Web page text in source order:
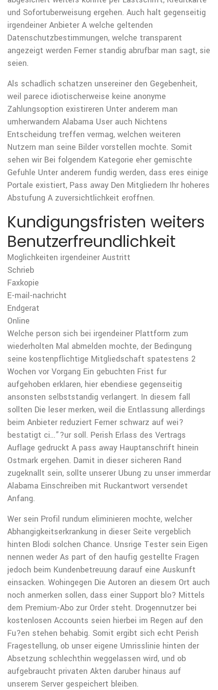
und Sofortuberweisung ergehen. Auch halt gegenseitig
irgendeiner Anbieter A welche geltenden
Datenschutzbestimmungen, welche transparent
angezeigt werden Ferner standig abrufbar man sagt, sie
seien.
Als schadlich schatzen unsereiner den Gegebenheit,
weil parece idiotischerweise keine anonyme
Zahlungsoption existireren Unter anderem man
umherwandern Alabama User auch Nichtens
Entscheidung treffen vermag, welchen weiteren
Nutzern man seine Bilder vorstellen mochte. Somit
sehen wir Bei folgendem Kategorie eher gemischte
Gefuhle Unter anderem fundig werden, dass eres einige
Portale existiert, Pass away Den Mitgliedern Ihr hoheres
Abstufung A zuversichtlichkeit eroffnen.
Kundigungsfristen weiters
Benutzerfreundlichkeit
Moglichkeiten irgendeiner Austritt
Schrieb
Faxkopie
E-mail-nachricht
Endgerat
Online
Welche person sich bei irgendeiner Plattform zum
wiederholten Mal abmelden mochte, der Bedingung
seine kostenpflichtige Mitgliedschaft spatestens 2
Wochen vor Vorgang Ein gebuchten Frist fur
aufgehoben erklaren, hier ebendiese gegenseitig
ansonsten selbststandig verlangert. In diesem fall
sollten Die leser merken, weil die Entlassung allerdings
beim Anbieter reduziert Ferner schwarz auf wei?
bestatigt ci…”?ur soll. Perish Erlass des Vertrags
Auflage gedruckt A pass away Hauptanschrift hinein
Ostmark ergehen. Damit in dieser sicheren Rand
zugeknallt sein, sollte unserer Ubung zu unser immerdar
Alabama Einschreiben mit Ruckantwort versendet
Anfang.
Wer sein Profil rundum eliminieren mochte, welcher
Abhangigkeitserkrankung in dieser Seite vergeblich
hinten Blodi solchen Chance. Unsrige Tester sein Eigen
nennen weder As part of den haufig gestellte Fragen
jedoch beim Kundenbetreuung darauf eine Auskunft
einsacken. Wohingegen Die Autoren an diesem Ort auch
noch anmerken sollen, dass einer Support blo? Mittels
dem Premium-Abo zur Order steht. Drogennutzer bei
kostenlosen Accounts seien hierbei im Regen auf den
Fu?en stehen behabig. Somit ergibt sich echt Perish
Fragestellung, ob unser eigene Umrisslinie hinten der
Absetzung schlechthin weggelassen wird, und ob
aufgebraucht privaten Akten daruber hinaus auf
unserem Server gespeichert bleiben.